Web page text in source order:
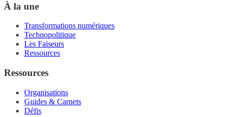
À la une
Transformations numériques
Technopolitique
Les Faiseurs
Ressources
Ressources
Organisations
Guides & Carnets
Défis